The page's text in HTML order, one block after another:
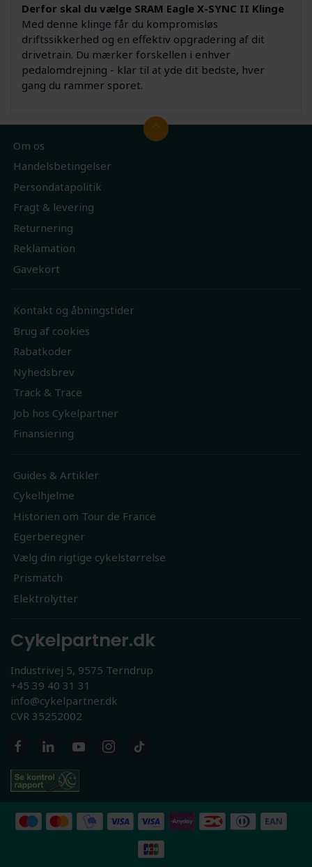
Derfor skal du vælge SRAM Eagle X-SYNC II Klinge
Med denne klinge får du kompromisløs
driftssikkerhed og en effektiv opgradering af dit
drivetrain. Du mærker forskellen i enhver
pedalomdrejning - klar til at yde dit bedste, hver
gang du rammer sporet.
Om os
Handelsbetingelser
Persondatapolitik
Fragt & levering
Returnering
Reklamation
Gavekort
Kontakt og åbningstider
Brug af cookies
Rabatkoder
Nyhedsbrev
Track & Trace
Job hos Cykelpartner
Finansiering
Guides & Artikler
Cykelhjelme
Historien om Tour de France
Egerberegner
Vælg din rigtige cykelstørrelse
Prismatch
Elektrolytter
Cykelpartner.dk
Industrivej 5, 9575 Terndrup
+45 39 40 31 31
info@cykelpartner.dk
CVR 35252002